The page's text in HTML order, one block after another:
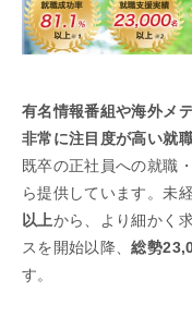
有名情報番組や海外メ
非常に注目度が高い就
既卒の正社員への就職
ら提供しています。未
以上から、より細かく
スを開始以降、総勢
す。